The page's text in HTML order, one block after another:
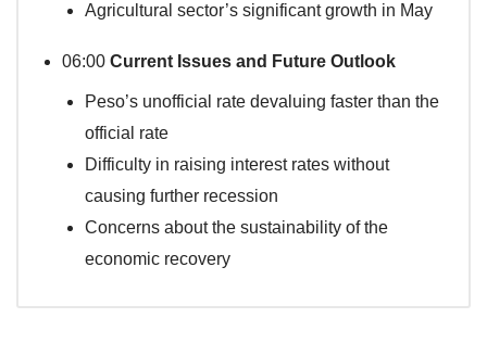
Agricultural sector’s significant growth in May
06:00 Current Issues and Future Outlook
Peso’s unofficial rate devaluing faster than the
official rate
Difficulty in raising interest rates without
causing further recession
Concerns about the sustainability of the
economic recovery